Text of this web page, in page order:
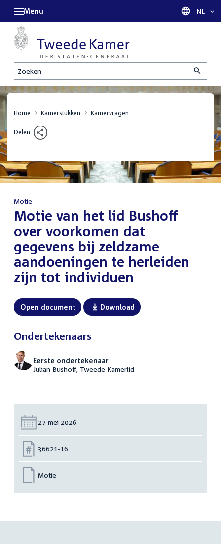
Zoeken
Menu Taal
NL
Home Kamerstukken Kamervragen
Delen
Motie
:Motie van het lid Bushoff
over voorkomen dat
gegevens bij zeldzame
aandoeningen te herleiden
zijn tot individuen
Open document Download
Ondertekenaars
Eerste ondertekenaar
Julian Bushoff, Tweede Kamerlid
Datum:
27 mei 2026
Nummer:
36621-16
Motie